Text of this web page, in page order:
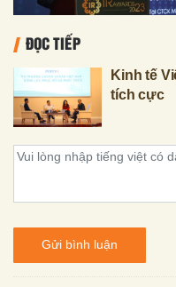
ĐỌC TIẾP
Kinh tế
tích cực
Gửi bình luận